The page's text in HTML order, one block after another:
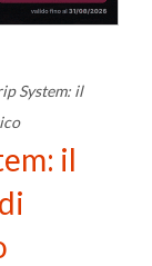
System: il
il